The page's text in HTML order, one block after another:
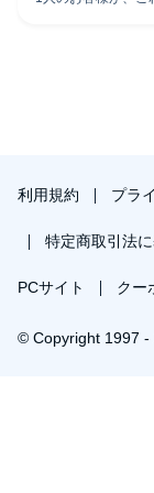
利用規約 プラ
特定商取引法
PCサイト クー
© Copyright 1997 -